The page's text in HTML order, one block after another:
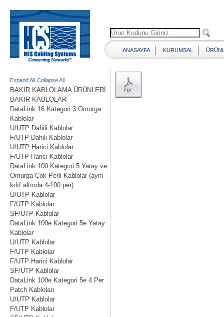
ANASAYFA KURUMSAL
Expand All Collapse All
BAKIR KABLOLAMA ÜRÜNLERİ
BAKIR KABLOLAR
DataLink 16 Kategori 3 Omurga
Kablolar
U/UTP Dahili Kablolar
F/UTP Dahili Kablolar
U/UTP Harici Kablolar
F/UTP Harici Kablolar
DataLink 100 Kategori 5 Yatay ve
Omurga Çok Perli Kablolar (aynı
kılıf altında 4-100 per)
U/UTP Kablolar
F/UTP Kablolar
SF/UTP Kablolar
DataLink 100e Kategori 5e Yatay
Kablolar
U/UTP Kablolar
F/UTP Kablolar
F/UTP Harici Kablolar
SF/UTP Kablolar
DataLink 100e Kategori 5e 4 Per
Patch Kabloları
U/UTP Kablolar
F/UTP Kablolar